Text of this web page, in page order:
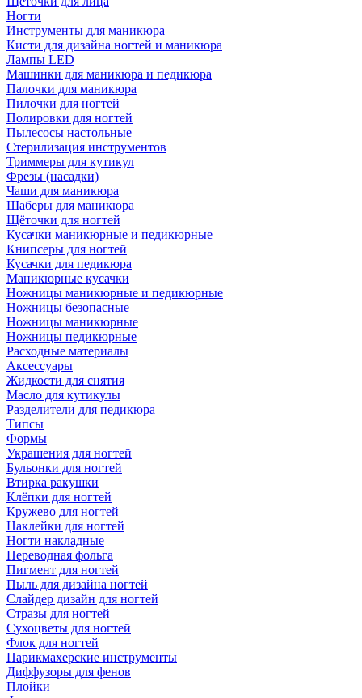
Ногти
Инструменты для маникюра
Кисти для дизайна ногтей и маникюра
Лампы LED
Машинки для маникюра и педикюра
Палочки для маникюра
Пилочки для ногтей
Полировки для ногтей
Пылесосы настольные
Стерилизация инструментов
Триммеры для кутикул
Фрезы (насадки)
Чаши для маникюра
Шаберы для маникюра
Щёточки для ногтей
Кусачки маникюрные и педикюрные
Книпсеры для ногтей
Кусачки для педикюра
Маникюрные кусачки
Ножницы маникюрные и педикюрные
Ножницы безопасные
Ножницы маникюрные
Ножницы педикюрные
Расходные материалы
Аксессуары
Жидкости для снятия
Масло для кутикулы
Разделители для педикюра
Типсы
Формы
Украшения для ногтей
Бульонки для ногтей
Втирка ракушки
Клёпки для ногтей
Кружево для ногтей
Наклейки для ногтей
Ногти накладные
Переводная фольга
Пигмент для ногтей
Пыль для дизайна ногтей
Слайдер дизайн для ногтей
Стразы для ногтей
Сухоцветы для ногтей
Флок для ногтей
Парикмахерские инструменты
Диффузоры для фенов
Плойки